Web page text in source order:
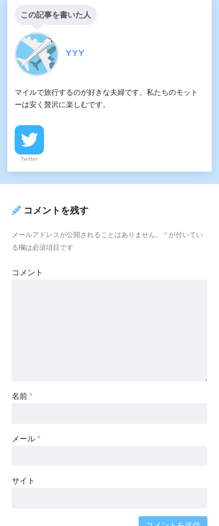
この記事を書いた人
YYY
マイルで旅行するのが好きな夫婦です。私たちのモット
ーは安く贅沢に楽しむです。
Twitter
コメントを残す
メールアドレスが公開されることはありません。 * が付いてい
る欄は必須項目です
コメント
名前 *
メール *
サイト